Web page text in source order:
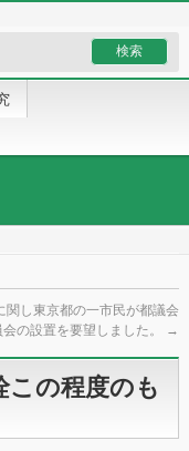
し東京都の一市民が都議会
の設置を要望しました。
→
この程度のも